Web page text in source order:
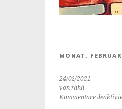
MONAT:
24/02/2021
von rhhh
Kommentare